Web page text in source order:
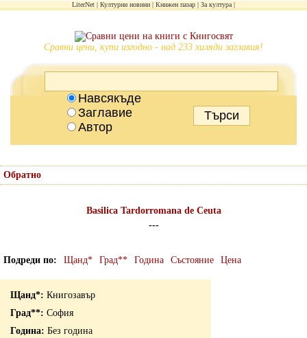
LiterNet Културни новини Книжен пазар За култура
Сравни цени, купи изгодно - над 233 хиляди заглавия!
Навсякъде
Заглавие
Автор
Обратно
Basilica Tardorromana de Ceuta
---
Подреди по Щанд* Град** Година Състояние Цена
Книгозавър
София
Без година